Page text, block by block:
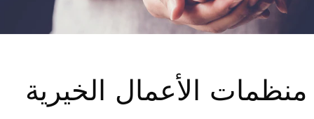
منظمات الأعمال الخيرية